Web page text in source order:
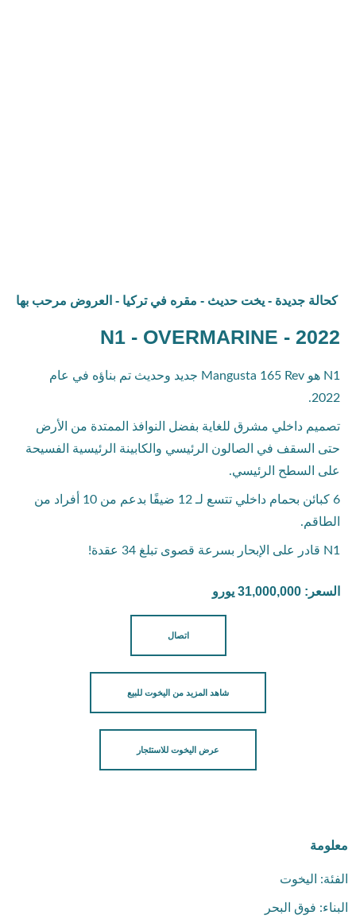
كحالة جديدة - يخت حديث - مقره في تركيا - العروض مرحب بها
N1 - OVERMARINE - 2022
N1 هو Mangusta 165 Rev جديد وحديث تم بناؤه في عام
2022.
تصميم داخلي مشرق للغاية بفضل النوافذ الممتدة من الأرض
حتى السقف في الصالون الرئيسي والكابينة الرئيسية الفسيحة
على السطح الرئيسي.
6 كبائن بحمام داخلي تتسع لـ 12 ضيفًا بدعم من 10 أفراد من
الطاقم.
N1 قادر على الإبحار بسرعة قصوى تبلغ 34 عقدة!
السعر: 31,000,000 يورو
اتصال
شاهد المزيد من اليخوت للبيع
عرض اليخوت للاستئجار
معلومة
الفئة: اليخوت
البناء: فوق البحر